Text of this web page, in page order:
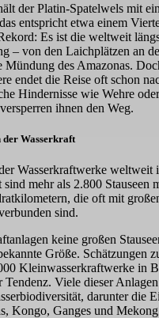
der Platin-Spatelwels mit
entspricht etwa einem
Es ist die weltweit
– von den Laichplätzen an
Mündung des Amazonas.
endet die Reise oft schon
Hindernisse wie Wehre oder
ihnen den Weg.
der Wasserkraft
Wasserkraftwerke weltweit
mehr als 2.800 Stauseen
die oft mit
sind.
keine großen
Größe. Schätzungen
Kleinwasserkraftwerke in
Tendenz. Viele dieser
darunter die
Kongo, Ganges und